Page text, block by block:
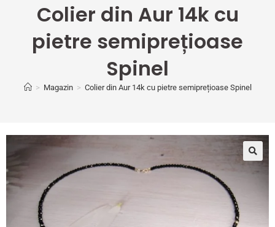
Colier din Aur 14k cu
pietre semiprețioase
Spinel
> Magazin > Colier din Aur 14k cu pietre semiprețioase Spinel
🔍